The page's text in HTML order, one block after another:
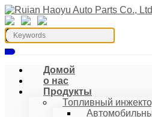
Домой
о нас
Продукты
Топливный